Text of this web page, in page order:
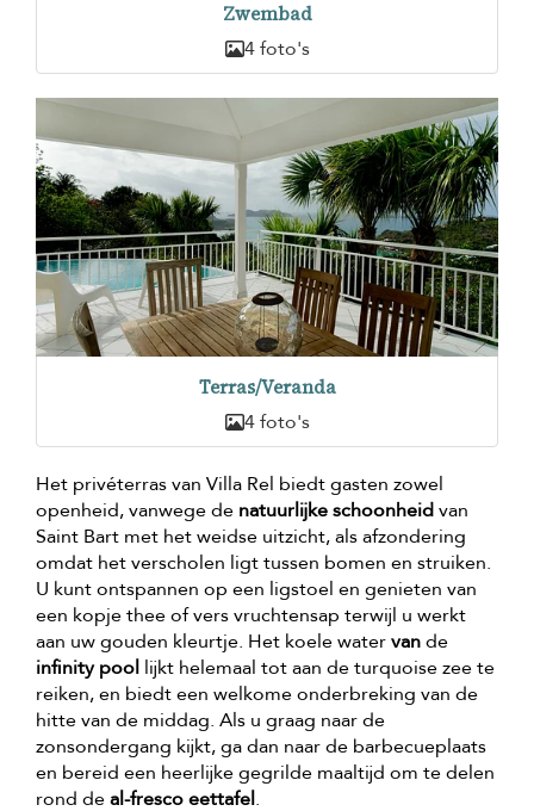
Zwembad
4 foto's
Terras/Veranda
4 foto's
Het privéterras van Villa Rel biedt gasten zowel
openheid, vanwege de natuurlijke schoonheidvan
Saint Bart met het weidse uitzicht, als afzondering
omdat het verscholen ligt tussen bomen en struiken.
U kunt ontspannen op een ligstoel en genieten van
een kopje thee of vers vruchtensap terwijl u werkt
aan uw gouden kleurtje. Het koele watervande
infinity pool lijkt helemaal tot aan de turquoise zee te
reiken, en biedt een welkome onderbreking van de
hitte van de middag. Als u graag naar de
zonsondergang kijkt, ga dan naar de barbecueplaats
en bereid een heerlijke gegrilde maaltijd om te delen
rond deal-fresco eettafel.